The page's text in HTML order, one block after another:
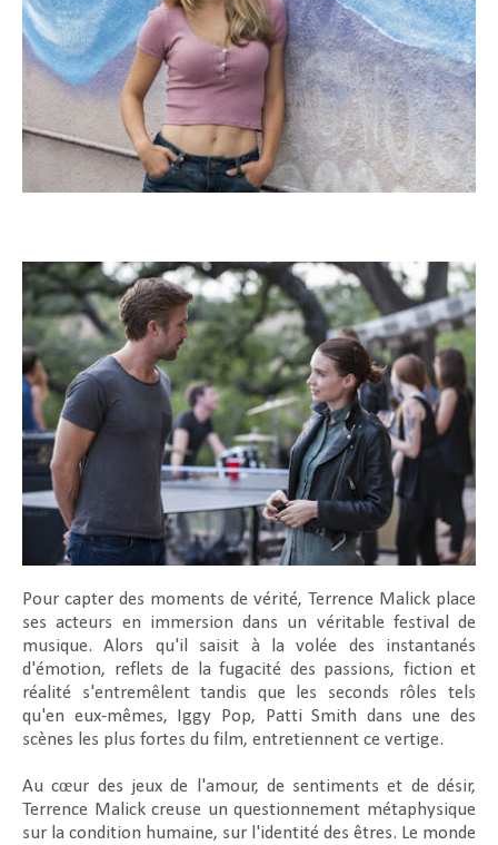
Pour capter des moments de vérité, Terrence Malick place
ses acteurs en immersion dans un véritable festival de
musique. Alors qu'il saisit à la volée des instantanés
d'émotion, reflets de la fugacité des passions, fiction et
réalité s'entremêlent tandis que les seconds rôles tels
qu'en eux-mêmes, Iggy Pop, Patti Smith dans une des
scènes les plus fortes du film, entretiennent ce vertige.
Au cœur des jeux de l'amour, de sentiments et de désir,
Terrence Malick creuse un questionnement métaphysique
sur la condition humaine, sur l'identité des êtres. Le monde